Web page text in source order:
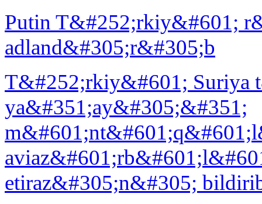
Putin T&#252;rkiy&#601;
adland&#305;r&#305;b
T&#252;rkiy&#601; Suriya
ya&#351;ay&#305;&#351;
etiraz&#305;n&#305;